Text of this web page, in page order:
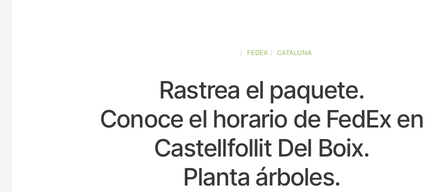
FEDEX CATALUNA
Rastrea el paquete.
Conoce el horario de FedEx en
Castellfollit Del Boix.
Planta árboles.